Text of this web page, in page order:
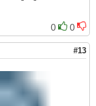
0
0
#13